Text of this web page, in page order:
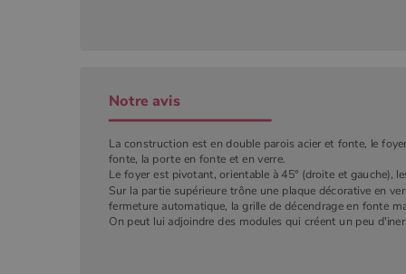
Notre avis
La construction est en double parois acier et fonte, le
fonte, la porte en fonte et en verre.
Le foyer est pivotant, orientable à 45° (droite et gauche),
Sur la partie supérieure trône une plaque décorative en
fermeture automatique, la grille de décendrage en fonte
On peut lui adjoindre des modules qui créent un peu